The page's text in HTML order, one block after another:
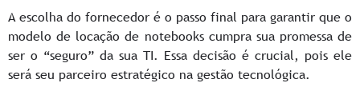
A escolha do fornecedor é o passo final para garantir que o
modelo de locação de notebooks cumpra sua promessa de
ser o “seguro” da sua TI. Essa decisão é crucial, pois ele
será seu parceiro estratégico na gestão tecnológica.